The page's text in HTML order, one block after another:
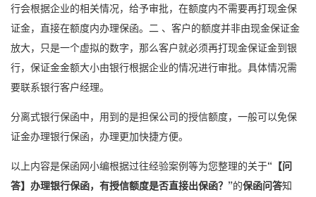
行会根据企业的相关情况，给予审批，在额度内不需要再打现金保
证金，直接在额度内办理保函。二 、客户的额度并非由现金保证金
放大，只是一个虚拟的数字，那么客户就必须再打现金保证金到银
行，保证金金额大小由银行根据企业的情况进行审批。具体情况需
要联系银行客户经理。
分离式银行保函中，用到的是担保公司的授信额度，一般可以免保
证金办理银行保函，办理更加快捷方便。
以上内容是保函网小编根据过往经验案例等为您整理的关于“【问
答】办理银行保函，有授信额度是否直接出保函？”的保函问答知